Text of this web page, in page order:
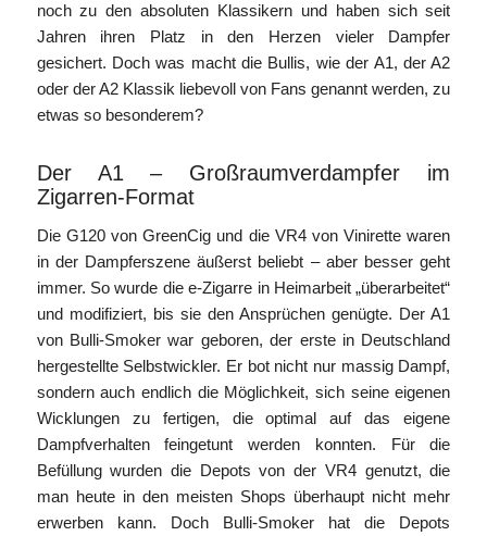
noch zu den absoluten Klassikern und haben sich seit
Jahren ihren Platz in den Herzen vieler Dampfer
gesichert. Doch was macht die Bullis, wie der A1, der A2
oder der A2 Klassik liebevoll von Fans genannt werden, zu
etwas so besonderem?
Der A1 – Großraumverdampfer im
Zigarren-Format
Die G120 von GreenCig und die VR4 von Vinirette waren
in der Dampferszene äußerst beliebt – aber besser geht
immer. So wurde die e-Zigarre in Heimarbeit „überarbeitet“
und modifiziert, bis sie den Ansprüchen genügte. Der A1
von Bulli-Smoker war geboren, der erste in Deutschland
hergestellte Selbstwickler. Er bot nicht nur massig Dampf,
sondern auch endlich die Möglichkeit, sich seine eigenen
Wicklungen zu fertigen, die optimal auf das eigene
Dampfverhalten feingetunt werden konnten. Für die
Befüllung wurden die Depots von der VR4 genutzt, die
man heute in den meisten Shops überhaupt nicht mehr
erwerben kann. Doch Bulli-Smoker hat die Depots